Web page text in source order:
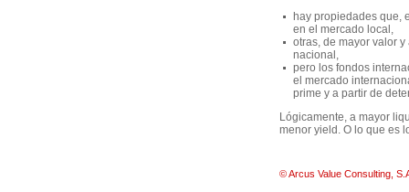
hay propiedades que,
en el mercado local,
otras, de mayor valor
nacional,
pero los fondos
el mercado
prime y a partir de
Lógicamente, a mayor
menor yield. O lo que es
© Arcus Value